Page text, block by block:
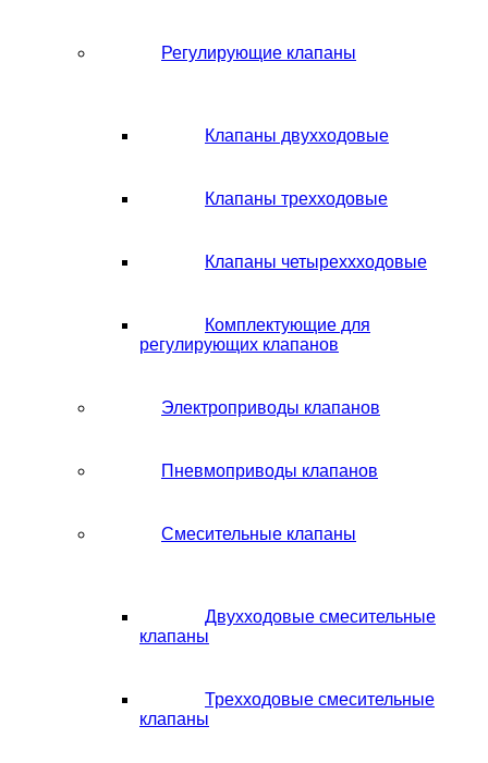
Регулирующие клапаны
Клапаны двухходовые
Клапаны трехходовые
Клапаны четыреххходовые
Комплектующие для
регулирующих клапанов
Электроприводы клапанов
Пневмоприводы клапанов
Смесительные клапаны
Двухходовые смесительные
клапаны
Трехходовые смесительные
клапаны